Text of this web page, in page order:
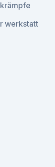
werkstatt